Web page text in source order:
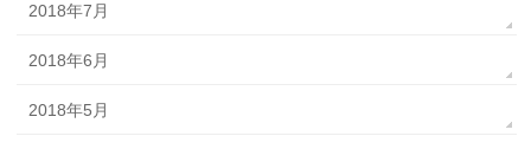
2018年7月
2018年6月
2018年5月